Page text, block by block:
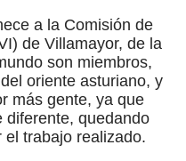
a la Comisión de
de Villamayor, de la
son miembros,
oriente asturiano, y
más gente, ya que
diferente, quedando
trabajo realizado.